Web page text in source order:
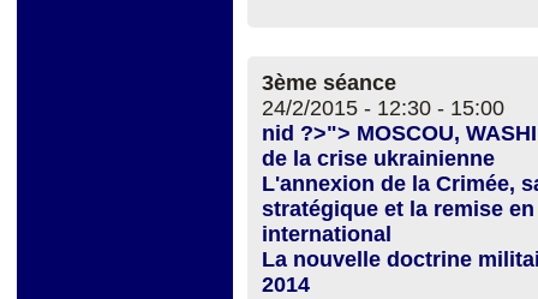
3ème séance
24/2/2015 - 12:30 - 15:00
nid ?>"> MOSCOU,
de la crise ukrainienne
L'annexion de la Crimée,
stratégique et la remise
international
La nouvelle doctrine
2014